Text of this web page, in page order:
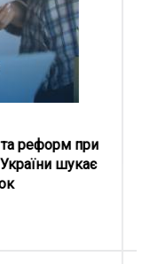
та реформ
шукає